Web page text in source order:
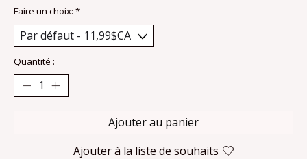
Faire un choix: *
Quantité :
Ajouter au panier
Ajouter à la liste de souhaits